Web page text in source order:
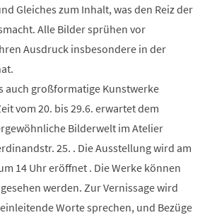
Gleiches zum Inhalt, was den Reiz der
Alle Bilder sprühen vor
Ausdruck insbesondere in der
auch großformatige Kunstwerke
vom 20. bis 29.6. erwartet dem
Bilderwelt im Atelier
25. . Die Ausstellung wird am
14 Uhr eröffnet . Die Werke können
werden. Zur Vernissage wird
Worte sprechen, und Bezüge